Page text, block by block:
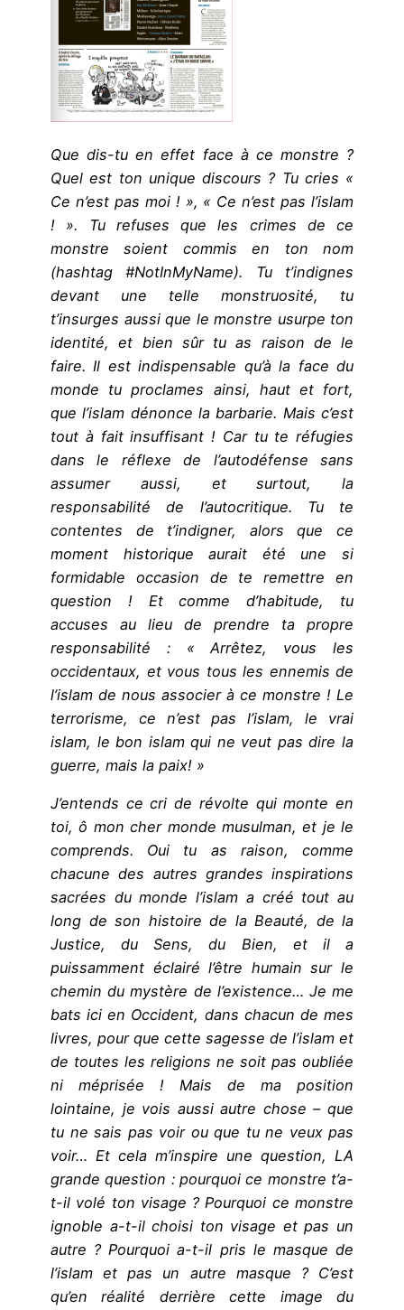
Que dis-tu en effet face à ce monstre ?
Quel est ton unique discours ? Tu cries «
Ce n’est pas moi ! », « Ce n’est pas l’islam
! ». Tu refuses que les crimes de ce
monstre soient commis en ton nom
(hashtag #NotInMyName). Tu t’indignes
devant une telle monstruosité, tu
t’insurges aussi que le monstre usurpe ton
identité, et bien sûr tu as raison de le
faire. Il est indispensable qu’à la face du
monde tu proclames ainsi, haut et fort,
que l’islam dénonce la barbarie. Mais c’est
tout à fait insuffisant ! Car tu te réfugies
dans le réflexe de l’autodéfense sans
assumer aussi, et surtout, la
responsabilité de l’autocritique. Tu te
contentes de t’indigner, alors que ce
moment historique aurait été une si
formidable occasion de te remettre en
question ! Et comme d’habitude, tu
accuses au lieu de prendre ta propre
responsabilité : « Arrêtez, vous les
occidentaux, et vous tous les ennemis de
l’islam de nous associer à ce monstre ! Le
terrorisme, ce n’est pas l’islam, le vrai
islam, le bon islam qui ne veut pas dire la
guerre, mais la paix! »
J’entends ce cri de révolte qui monte en
toi, ô mon cher monde musulman, et je le
comprends. Oui tu as raison, comme
chacune des autres grandes inspirations
sacrées du monde l’islam a créé tout au
long de son histoire de la Beauté, de la
Justice, du Sens, du Bien, et il a
puissamment éclairé l’être humain sur le
chemin du mystère de l’existence… Je me
bats ici en Occident, dans chacun de mes
livres, pour que cette sagesse de l’islam et
de toutes les religions ne soit pas oubliée
ni méprisée ! Mais de ma position
lointaine, je vois aussi autre chose – que
tu ne sais pas voir ou que tu ne veux pas
voir… Et cela m’inspire une question, LA
grande question : pourquoi ce monstre t’a-
t-il volé ton visage ? Pourquoi ce monstre
ignoble a-t-il choisi ton visage et pas un
autre ? Pourquoi a-t-il pris le masque de
l’islam et pas un autre masque ? C’est
qu’en réalité derrière cette image du